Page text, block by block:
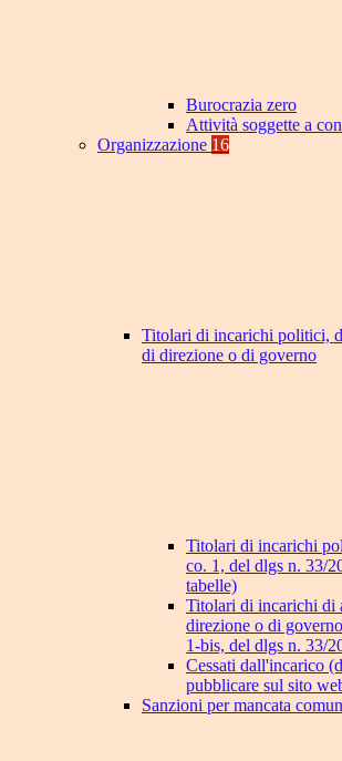
Burocrazia zero
Attività soggette a
Organizzazione 16
Titolari di incarichi politici,
di direzione o di governo
Titolari di incarichi
co. 1, del dlgs n. 33/
tabelle)
Titolari di incarichi di
direzione o di
1-bis, del dlgs n. 33/
Cessati dall'incarico
pubblicare sul sito
Sanzioni per mancata